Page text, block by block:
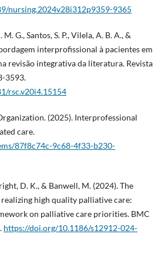
nursing.2024v28i312p9359-9365
M. G., Santos, S. P., Vilela, A. B. A., &
interprofissional à pacientes em
revisão integrativa da literatura. Revista
3593.
rsc.v20i4.15154
(2025). Interprofessional
care.
87f8c74c-9c68-4f33-b230-
D. K., & Banwell, M. (2024). The
high quality palliative care:
on palliative care priorities. BMC
https://doi.org/10.1186/s12912-024-